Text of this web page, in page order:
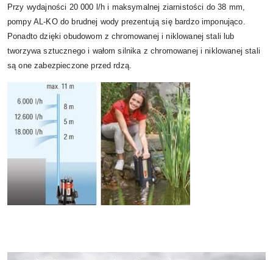
Przy wydajności 20 000 l/h i maksymalnej ziarnistości do 38 mm,
pompy AL‑KO do brudnej wody prezentują się bardzo imponująco.
Ponadto dzięki obudowom z chromowanej i niklowanej stali lub
tworzywa sztucznego i wałom silnika z chromowanej i niklowanej stali
są one zabezpieczone przed rdzą.